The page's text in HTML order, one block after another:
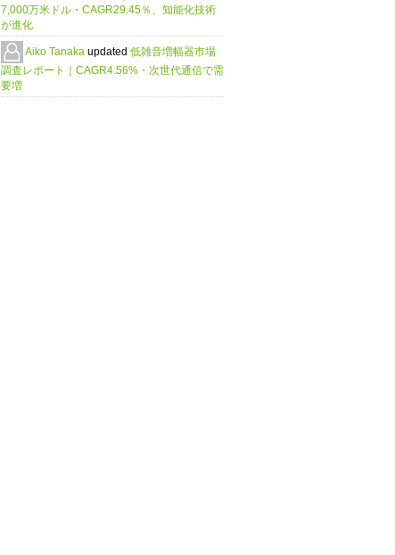
7,000万米ドル・CAGR29.45％、知能化技術
が進化
Aiko Tanaka updated 低雑音増幅器市場
調査レポート｜CAGR4.56%・次世代通信で需
要増